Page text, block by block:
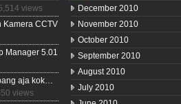
views
Kamera CCTV
Manager 5.01
aja kok…
views
December 2010
November 2010
October 2010
September 2010
August 2010
July 2010